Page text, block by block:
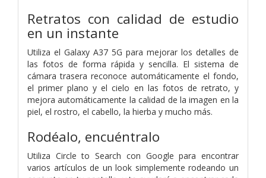
Retratos con calidad de estudio
en un instante
Utiliza el Galaxy A37 5G para mejorar los detalles de
las fotos de forma rápida y sencilla. El sistema de
cámara trasera reconoce automáticamente el fondo,
el primer plano y el cielo en las fotos de retrato, y
mejora automáticamente la calidad de la imagen en la
piel, el rostro, el cabello, la hierba y mucho más.
Rodéalo, encuéntralo
Utiliza Circle to Search con Google para encontrar
varios artículos de un look simplemente rodeando un